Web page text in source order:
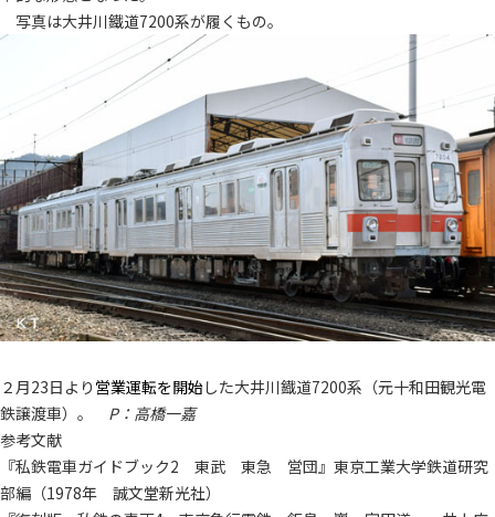
写真は大井川鐵道7200系が履くもの。
２月23日より 営業運転を開始 した大井川鐡道7200系（元十和田観光電
鉄譲渡車）。 P：高橋一嘉
参考文献
『私鉄電車ガイドブック2 東武 東急 営団』東京工業大学鉄道研究
部編（1978年 誠文堂新光社）